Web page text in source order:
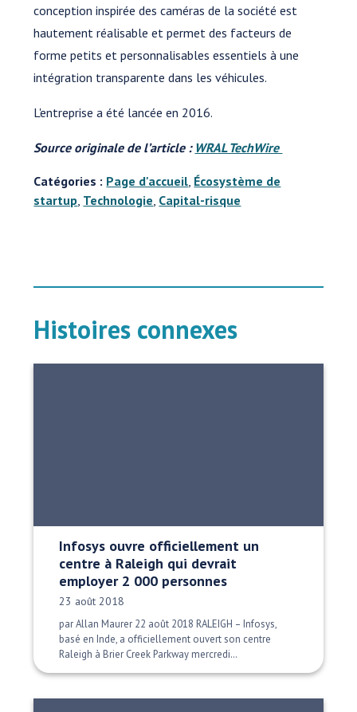
conception inspirée des caméras de la société est
hautement réalisable et permet des facteurs de
forme petits et personnalisables essentiels à une
intégration transparente dans les véhicules.
L'entreprise a été lancée en 2016.
Source originale de l’article : WRAL TechWire
Catégories : Page d'accueil Écosystème de
startup Technologie Capital-risque
Histoires connexes
Infosys ouvre officiellement un
centre à Raleigh qui devrait
employer 2 000 personnes
Date publiée:
23 août 2018
par Allan Maurer 22 août 2018 RALEIGH – Infosys,
basé en Inde, a officiellement ouvert son centre
Raleigh à Brier Creek Parkway mercredi…